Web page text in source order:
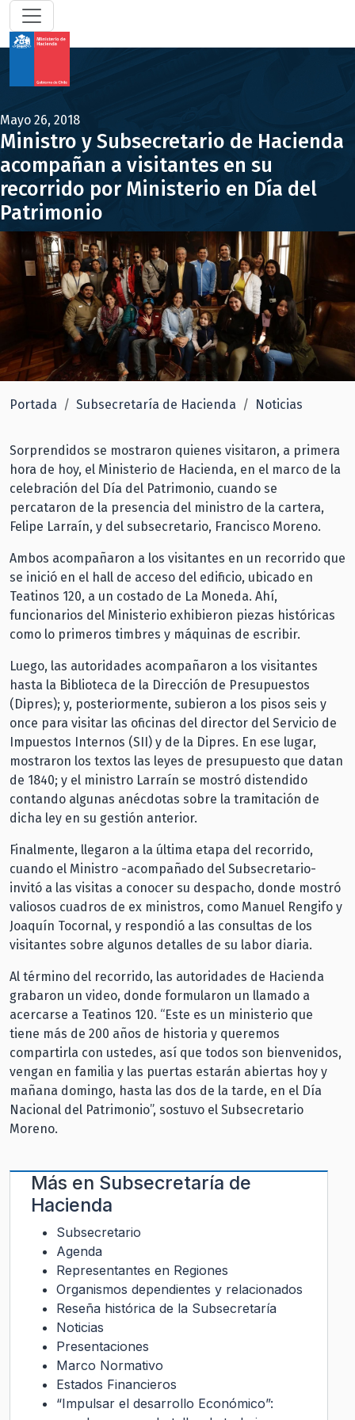
Mayo 26, 2018
Ministro y Subsecretario de Hacienda
acompañan a visitantes en su
recorrido por Ministerio en Día del
Patrimonio
Portada Subsecretaría de Hacienda Noticias
Sorprendidos se mostraron quienes visitaron, a primera
hora de hoy, el Ministerio de Hacienda, en el marco de la
celebración del Día del Patrimonio, cuando se
percataron de la presencia del ministro de la cartera,
Felipe Larraín, y del subsecretario, Francisco Moreno.
Ambos acompañaron a los visitantes en un recorrido que
se inició en el hall de acceso del edificio, ubicado en
Teatinos 120, a un costado de La Moneda. Ahí,
funcionarios del Ministerio exhibieron piezas históricas
como lo primeros timbres y máquinas de escribir.
Luego, las autoridades acompañaron a los visitantes
hasta la Biblioteca de la Dirección de Presupuestos
(Dipres); y, posteriormente, subieron a los pisos seis y
once para visitar las oficinas del director del Servicio de
Impuestos Internos (SII) y de la Dipres. En ese lugar,
mostraron los textos las leyes de presupuesto que datan
de 1840; y el ministro Larraín se mostró distendido
contando algunas anécdotas sobre la tramitación de
dicha ley en su gestión anterior.
Finalmente, llegaron a la última etapa del recorrido,
cuando el Ministro -acompañado del Subsecretario-
invitó a las visitas a conocer su despacho, donde mostró
valiosos cuadros de ex ministros, como Manuel Rengifo y
Joaquín Tocornal, y respondió a las consultas de los
visitantes sobre algunos detalles de su labor diaria.
Al término del recorrido, las autoridades de Hacienda
grabaron un video, donde formularon un llamado a
acercarse a Teatinos 120. “Este es un ministerio que
tiene más de 200 años de historia y queremos
compartirla con ustedes, así que todos son bienvenidos,
vengan en familia y las puertas estarán abiertas hoy y
mañana domingo, hasta las dos de la tarde, en el Día
Nacional del Patrimonio”, sostuvo el Subsecretario
Moreno.
Más en Subsecretaría de
Hacienda
Subsecretario
Agenda
Representantes en Regiones
Organismos dependientes y relacionados
Reseña histórica de la Subsecretaría
Noticias
Presentaciones
Marco Normativo
Estados Financieros
“Impulsar el desarrollo Económico”: